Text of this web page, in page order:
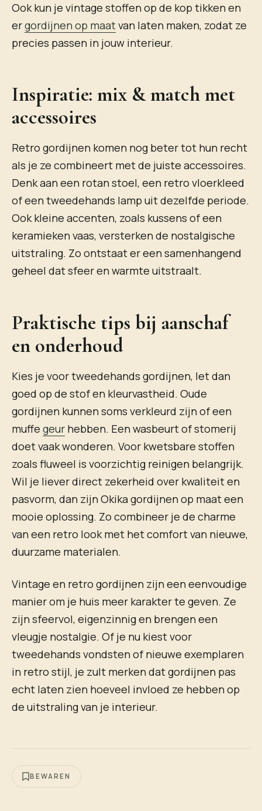
Ook kun je vintage stoffen op de kop tikken en
ergordijnen op maatvan laten maken, zodat ze
precies passen in jouw interieur.
Inspiratie: mix & match met
accessoires
Retro gordijnen komen nog beter tot hun recht
als je ze combineert met de juiste accessoires.
Denk aan een rotan stoel, een retro vloerkleed
of een tweedehands lamp uit dezelfde periode.
Ook kleine accenten, zoals kussens of een
keramieken vaas, versterken de nostalgische
uitstraling. Zo ontstaat er een samenhangend
geheel dat sfeer en warmte uitstraalt.
Praktische tips bij aanschaf
en onderhoud
Kies je voor tweedehands gordijnen, let dan
goed op de stof en kleurvastheid. Oude
gordijnen kunnen soms verkleurd zijn of een
muffe geur hebben. Een wasbeurt of stomerij
doet vaak wonderen. Voor kwetsbare stoffen
zoals fluweel is voorzichtig reinigen belangrijk.
Wil je liever direct zekerheid over kwaliteit en
pasvorm, dan zijn Okika gordijnen op maat een
mooie oplossing. Zo combineer je de charme
van een retro look met het comfort van nieuwe,
duurzame materialen.
Vintage en retro gordijnen zijn een eenvoudige
manier om je huis meer karakter te geven. Ze
zijn sfeervol, eigenzinnig en brengen een
vleugje nostalgie. Of je nu kiest voor
tweedehands vondsten of nieuwe exemplaren
in retro stijl, je zult merken dat gordijnen pas
echt laten zien hoeveel invloed ze hebben op
de uitstraling van je interieur.
BEWAREN